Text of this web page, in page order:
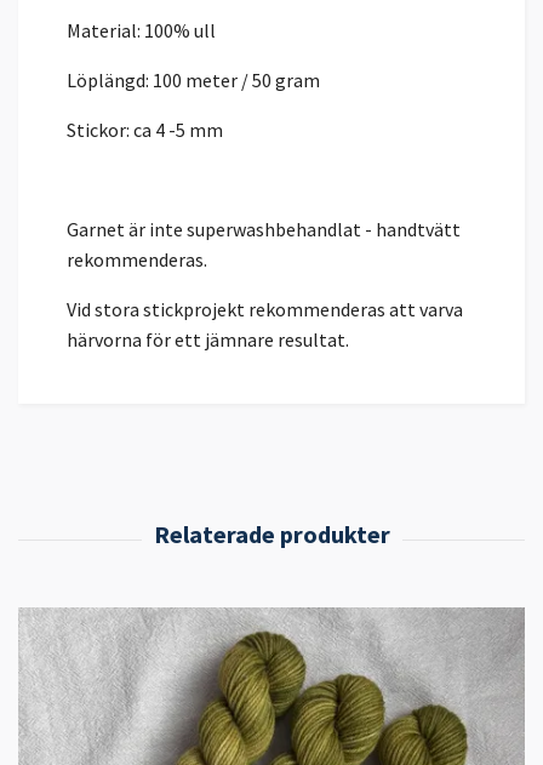
Material: 100% ull
Löplängd: 100 meter / 50 gram
Stickor: ca 4 -5 mm
Garnet är inte superwashbehandlat - handtvätt
rekommenderas.
Vid stora stickprojekt rekommenderas att varva
härvorna för ett jämnare resultat.